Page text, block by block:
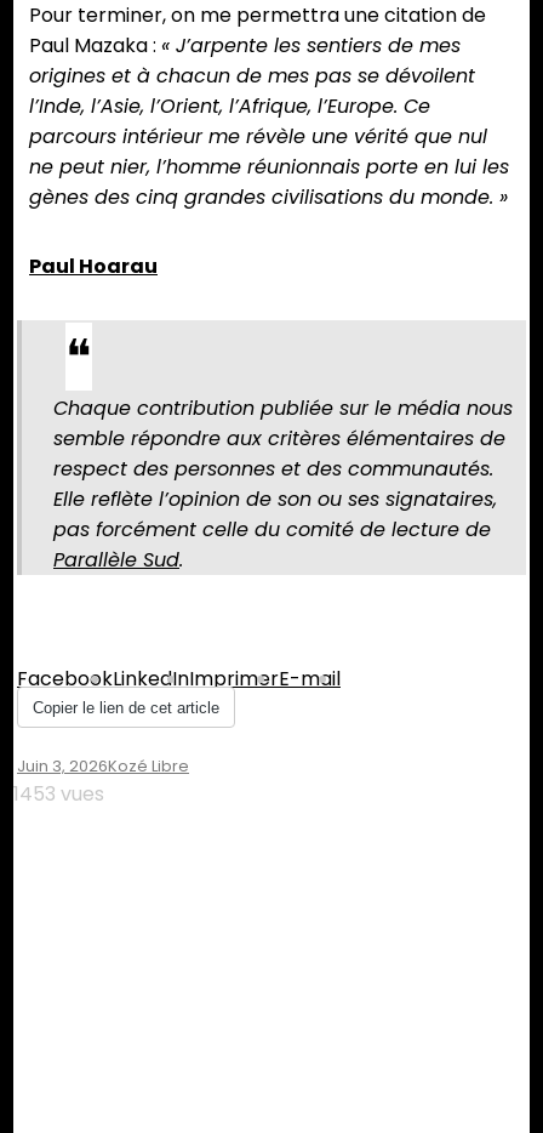
Pour terminer, on me permettra une citation de
Paul Mazaka : « J’arpente les sentiers de mes
origines et à chacun de mes pas se dévoilent
l’Inde, l’Asie, l’Orient, l’Afrique, l’Europe. Ce
parcours intérieur me révèle une vérité que nul
ne peut nier, l’homme réunionnais porte en lui les
gènes des cinq grandes civilisations du monde. »
Paul Hoarau
Chaque contribution publiée sur le média nous
semble répondre aux critères élémentaires de
respect des personnes et des communautés.
Elle reflète l’opinion de son ou ses signataires,
pas forcément celle du comité de lecture de
Parallèle Sud.
FacebookLinkedInImprimerE-mail
Copier le lien de cet article
Juin 3, 2026Kozé Libre
1453 vues